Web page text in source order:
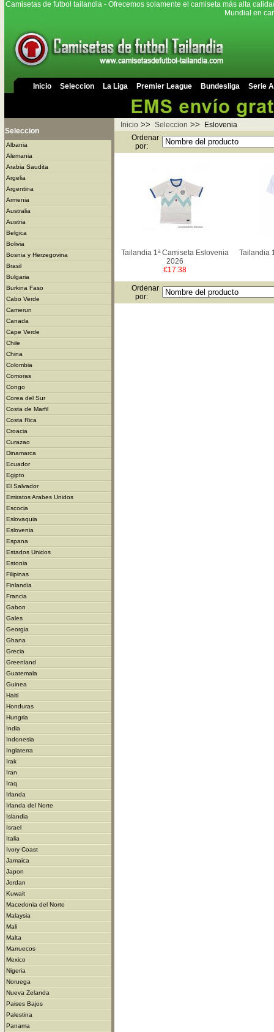
Camisetas de futbol tailandia - Ofrecemos solamente el camiseta más alta
Mundial en
Inicio Seleccion La Liga Premier League Bundesliga Serie A
Seleccion
Albania
Alemania
Arabia Saudita
Argelia
Argentina
Armenia
Australia
Austria
Belgica
Bolivia
Bosnia y Herzegovina
Brasil
Bulgaria
Burkina Faso
Cabo Verde
Camerun
Canada
Cape Verde
Chile
China
Colombia
Comoras
Congo
Corea del Sur
Costa de Marfil
Costa Rica
Croacia
Curazao
Dinamarca
Ecuador
Egipto
El Salvador
Emiratos Arabes Unidos
Escocia
Eslovaquia
Eslovenia
Espana
Estados Unidos
Estonia
Filipinas
Finlandia
Francia
Gabon
Gales
Georgia
Ghana
Grecia
Greenland
Guatemala
Guinea
Haiti
Honduras
Hungria
India
Indonesia
Inglaterra
Irak
Iran
Iraq
Irlanda
Irlanda del Norte
Islandia
Israel
Italia
Ivory Coast
Jamaica
Japon
Jordan
Kuwait
Macedonia del Norte
Malaysia
Mali
Malta
Marruecos
Mexico
Nigeria
Noruega
Nueva Zelanda
Paises Bajos
Palestina
Panama
Inicio >> Seleccion >>
Eslovenia
Ordenar
por:
Tailandia 1ª Camiseta Eslovenia
2026
€17.38
Tailandia
Ordenar
por: